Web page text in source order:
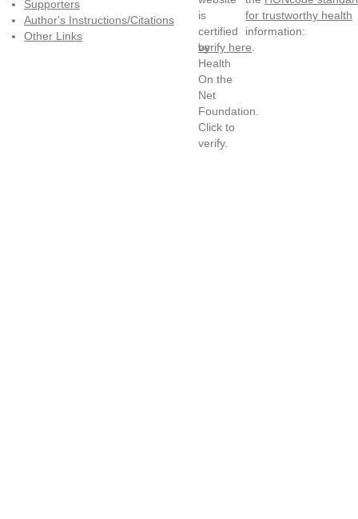
Supporters
Author's Instructions/Citations
Other Links
for trustworthy health
information:
verify here